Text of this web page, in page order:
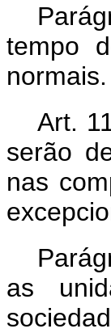
tempo
normais.
Art.
serão
nas
as